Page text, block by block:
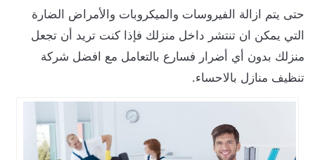
حتى يتم ازالة الفيروسات والميكروبات والأمراض الضارة
التي يمكن ان تنتشر داخل منزلك فإذا كنت تريد أن تجعل
منزلك بدون أي أضرار فسارع بالتعامل مع افضل شركة
تنظيف منازل بالاحساء.